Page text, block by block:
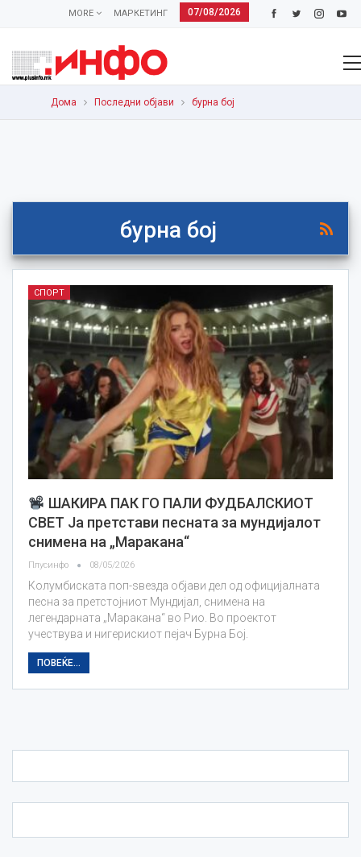
07/08/2026
МАРКЕТИНГ
MORE
Дома Последни објави бурна бој
бурна бој
СПОРТ
ШАКИРА ПАК ГО ПАЛИ ФУДБАЛСКИОТ
СВЕТ Ја претстави песната за мундијалот
снимена на „Маракана“
Плусинфо 08/05/2026
Колумбиската поп-ѕвезда објави дел од официјалната
песна за претстојниот Мундијал, снимена на
легендарната „Маракана“ во Рио. Во проектот
учествува и нигерискиот пејач Бурна Бој.
ПОВЕЌЕ...